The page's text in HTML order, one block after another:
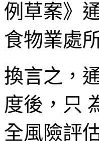
例草案》
食物業處
換言之，
度後，只
全風險評